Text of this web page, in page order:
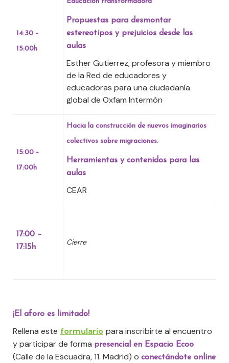
14:30 –
15:00h
Propuestas para desmontar
estereotipos y prejuicios desde las
aulas
Esther Gutierrez, profesora y miembro
de la Red de educadores y
educadoras para una ciudadanía
global de Oxfam Intermón
15:00 –
17:00h
Hacia la construcción de nuevos imaginarios
colectivos sobre migraciones.
Herramientas y contenidos para las
aulas
CEAR
17:00 –
17:15h
Cierre
¡El aforo es limitado!
Rellena este formulario para inscribirte al encuentro
y participar de forma presencial en Espacio Ecoo
(Calle de la Escuadra, 11. Madrid) o conectándote online